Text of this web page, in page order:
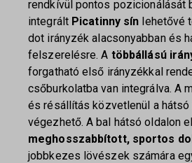
rendkívül pontos pozicionálását
integrált Picatinny sín lehetővé
dot irányzék alacsonyabban és
felszerelésre. A többállású
forgatható első irányzékkal
csőburkolatba van integrálva. A
és résállítás közvetlenül a hátsó
végezhető. A bal hátsó oldalon
meghosszabbított, sportos
jobbkezes lövészek számára